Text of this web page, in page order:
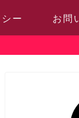
ー お問